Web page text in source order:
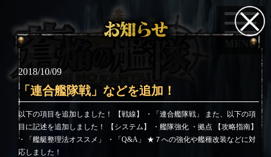
2018/10/09
「連合艦隊戦」などを追加！
以下の項目を追加しました！ 【戦線】 ・「連合艦隊戦」 また、以下の項
目に記述を追加しました！ 【システム】 ・艦隊強化 ・拠点 【攻略指南】
・「艦艇整理法オススメ」 ・「Q&A」 ★７への強化や艦種改装などに対
応しました！